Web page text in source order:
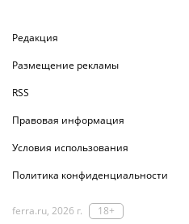
Редакция
Размещение рекламы
RSS
Правовая информация
Условия использования
Политика конфиденциальности
ferra.ru, 2026 г. 18+